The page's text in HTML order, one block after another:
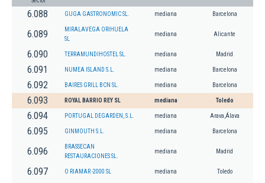
6.088 GUGA GASTRONOMIC SL. mediana Barcelona
6.089
MIRALAVEGA ORIHUELA
SL
mediana Alicante
6.090 TERRAMUNDIHOSTEL SL. mediana Madrid
6.091 NUMEA ISLAND S.L. mediana Barcelona
6.092 BAIRES GRILL BCN SL. mediana Barcelona
6.093 ROYAL BARRIO REY SL mediana Toledo
6.094 PORTUGAL DEGARDEN, S.L. mediana Arava,Álava
6.095 GINMOUTH S.L. mediana Barcelona
6.096
BRASSECAN
RESTAURACIONES SL.
mediana Madrid
6.097 O RIAMAR -2000 SL mediana Toledo